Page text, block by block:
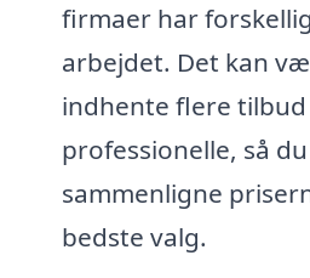
firmaer har
arbejdet. Det kan
indhente flere
professionelle, så
sammenligne
bedste valg.